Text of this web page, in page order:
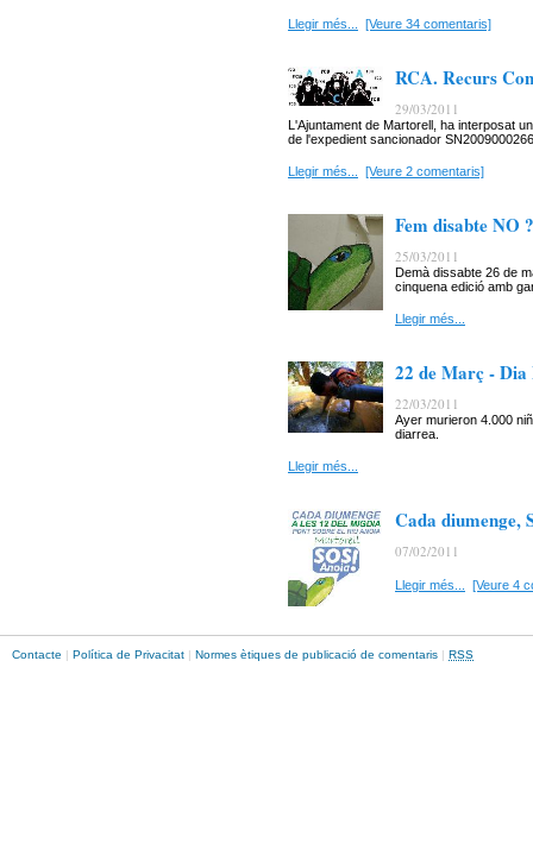
Llegir més... [Veure 34 comentaris]
RCA. Recurs
29/03/2011
L'Ajuntament de Martorell, ha interposat
de l'expedient sancionador
Llegir més... [Veure 2 comentaris]
Fem disabte NO ?
25/03/2011
Demà dissabte 26 de
cinquena edició amb
Llegir més...
22 de Març -
22/03/2011
Ayer murieron 4.000
diarrea.
Llegir més...
Cada diumenge,
07/02/2011
Llegir més... [Veure 4
Contacte | Política de Privacitat | Normes ètiques de publicació de comentaris | RSS